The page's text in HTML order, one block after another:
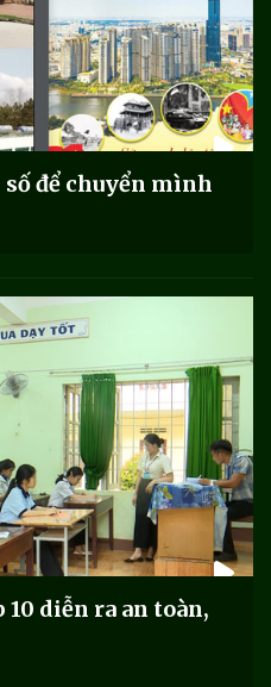
để chuyển mình
diễn ra an toàn,